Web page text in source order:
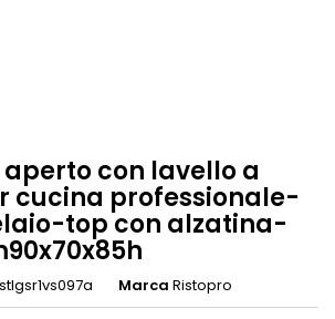
aperto con lavello a
cucina professionale-
top con alzatina-
Marca Ristopro